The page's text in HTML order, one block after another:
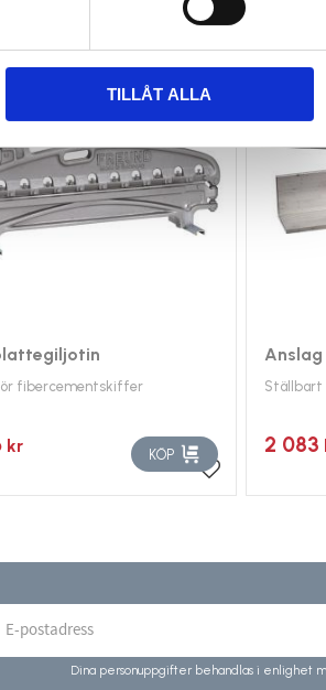
TILLÅT ALLA
fibercementskiffer
kr
Lägg till i
KÖP
Ställbart
2 083
Dina personuppgifter behandlas i enlighet